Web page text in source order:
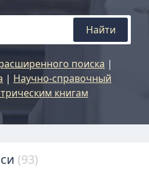
Найти
поиска |
| Научно-справочный
книгам
(93)